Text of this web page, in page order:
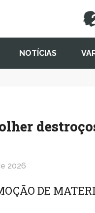
NOTÍCIAS
2026
DE